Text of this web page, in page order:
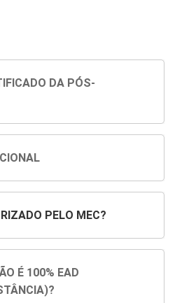
DA PÓS-
PELO MEC?
É 100% EAD